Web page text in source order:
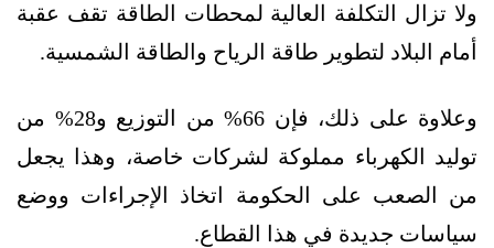
ولا تزال التكلفة العالية لمحطات الطاقة تقف عقبة
أمام البلاد لتطوير طاقة الرياح والطاقة الشمسية.
وعلاوة على ذلك، فإن 66% من التوزيع و28% من
توليد الكهرباء مملوكة لشركات خاصة، وهذا يجعل
من الصعب على الحكومة اتخاذ الإجراءات ووضع
سياسات جديدة في هذا القطاع.